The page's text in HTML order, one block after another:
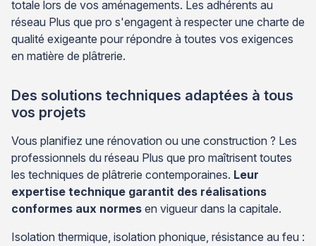
totale lors de vos aménagements. Les adhérents au
réseau Plus que pro s'engagent à respecter une charte de
qualité exigeante pour répondre à toutes vos exigences
en matière de plâtrerie.
Des solutions techniques adaptées à tous
vos projets
Vous planifiez une rénovation ou une construction ? Les
professionnels du réseau Plus que pro maîtrisent toutes
les techniques de plâtrerie contemporaines. Leur
expertise technique garantit des réalisations
conformes aux normes en vigueur dans la capitale.
Isolation thermique, isolation phonique, résistance au feu :